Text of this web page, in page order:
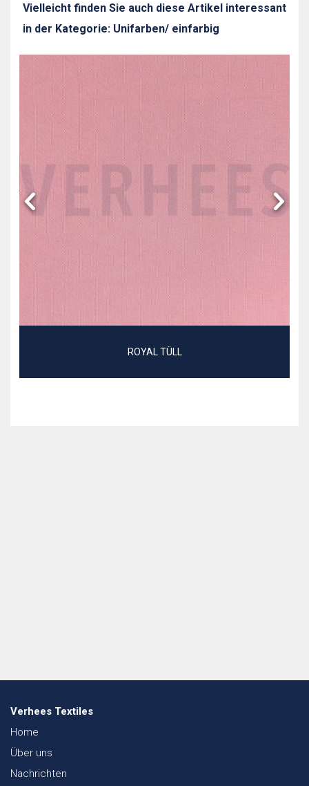
Vielleicht finden Sie auch diese Artikel interessant
in der Kategorie: Unifarben/ einfarbig
ROYAL TÜLL
Verhees Textiles
Home
Über uns
Nachrichten